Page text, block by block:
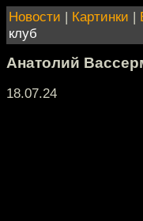
Новости | Картинки |
клуб
Анатолий
18.07.24